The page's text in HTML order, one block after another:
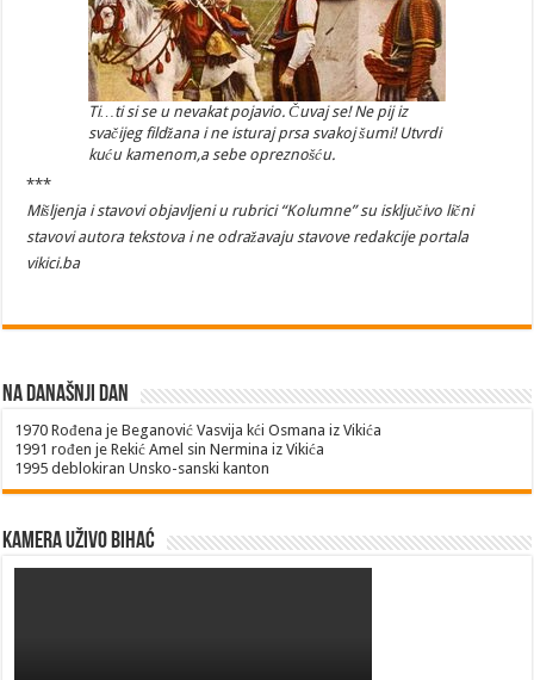
Ti…ti si se u nevakat pojavio. Čuvaj se! Ne pij iz
svačijeg fildžana i ne isturaj prsa svakoj šumi! Utvrdi
kuću kamenom,a sebe opreznošću.
***
Mišljenja i stavovi objavljeni u rubrici “Kolumne” su isključivo lični
stavovi autora tekstova i ne odražavaju stavove redakcije portala
vikici.ba
Na današnji dan
1970 Rođena je Beganović Vasvija kći Osmana iz Vikića
1991 rođen je Rekić Amel sin Nermina iz Vikića
1995 deblokiran Unsko-sanski kanton
Kamera uživo Bihać